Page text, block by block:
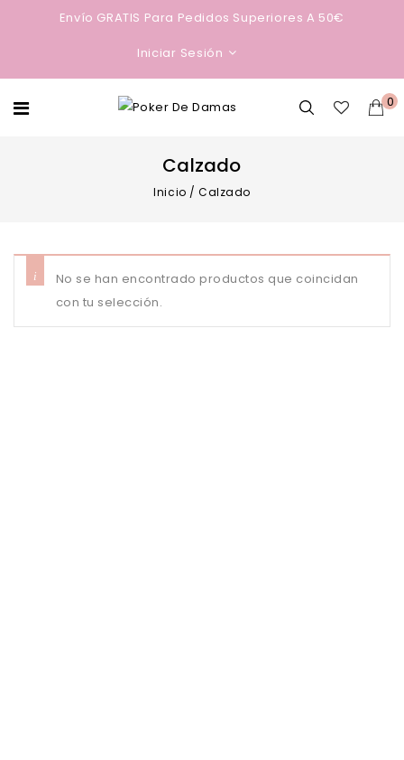
Envío GRATIS Para Pedidos Superiores A 50€
Iniciar Sesión
0
Calzado
Inicio /Calzado
No se han encontrado productos que coincidan
con tu selección.